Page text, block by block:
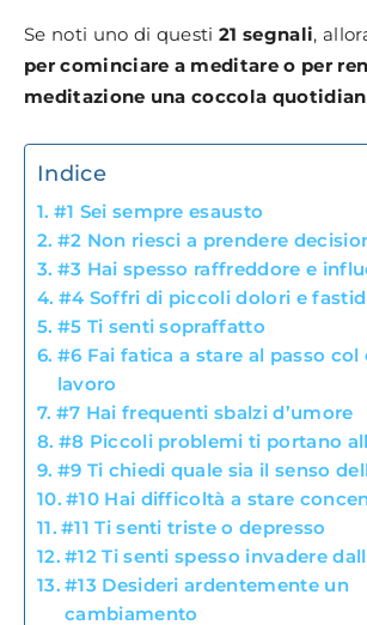
Se noti uno di questi 21 segnali,
per cominciare a meditare o per
meditazione una coccola
Indice
#1 Sei sempre esausto
#2 Non riesci a prendere
#3 Hai spesso raffreddore e
#4 Soffri di piccoli dolori e
#5 Ti senti sopraffatto
#6 Fai fatica a stare al passo col
lavoro
#7 Hai frequenti sbalzi d’umore
#8 Piccoli problemi ti portano
#9 Ti chiedi quale sia il senso
#10 Hai difficoltà a stare
#11 Ti senti triste o depresso
#12 Ti senti spesso invadere
#13 Desideri ardentemente un
cambiamento